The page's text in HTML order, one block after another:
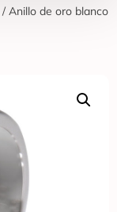
/ Anillo de oro blanco